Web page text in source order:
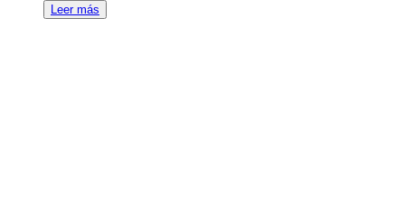
Leer más